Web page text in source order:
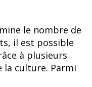
le nombre de
il est possible
à plusieurs
culture. Parmi